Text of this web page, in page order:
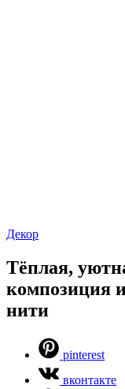
Декор
Тёплая,
композиция
нити
pinterest
вконтакте